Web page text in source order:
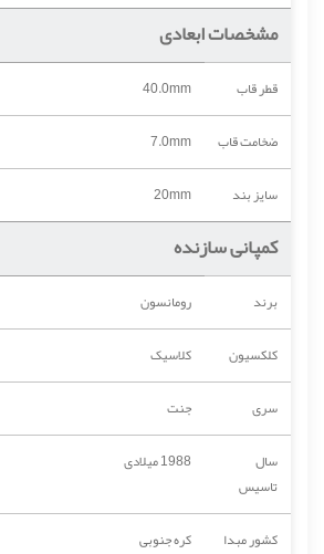
مشخصات ابعادی
قطر قاب
40.0mm
ضخامت قاب
7.0mm
سایز بند
20mm
کمپانی سازنده
برند
رومانسون
کلکسیون
کلاسیک
سری
جنت
سال
تاسیس
1988 میلادی
کشور مبدا
کره جنوبی